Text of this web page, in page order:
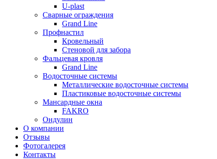
U-plast
Сварные ограждения
Grand Line
Профнастил
Кровельный
Стеновой для забора
Фальцевая кровля
Grand Line
Водосточные системы
Металлические водосточные системы
Пластиковые водосточные системы
Мансардные окна
FAKRO
Ондулин
О компании
Отзывы
Фотогалерея
Контакты